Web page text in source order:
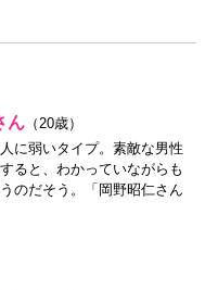
ん （20歳）
に弱いタイプ。素敵な男性
ると、わかっていながらも
のだそう。「岡野昭仁さん